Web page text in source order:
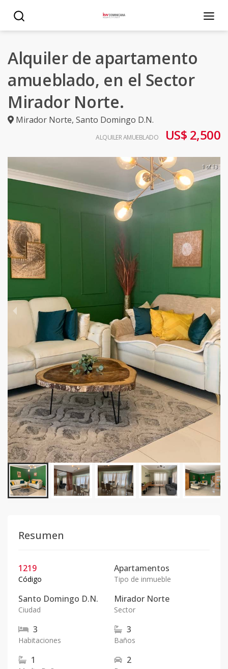
Alquiler de apartamento
amueblado, en el Sector
Mirador Norte.
Mirador Norte, Santo Domingo D.N.
ALQUILER AMUEBLADO US$ 2,500
1 of 13
Resumen
1219
Código
Apartamentos
Tipo de inmueble
Santo Domingo D.N.
Ciudad
Mirador Norte
Sector
3
Habitaciones
3
Baños
1 2